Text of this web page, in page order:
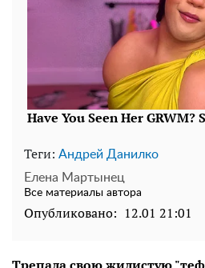
Теги: Андрей Данилко
Елена Мартынец
Все материалы автора
Опубликовано: 12.01 21:01